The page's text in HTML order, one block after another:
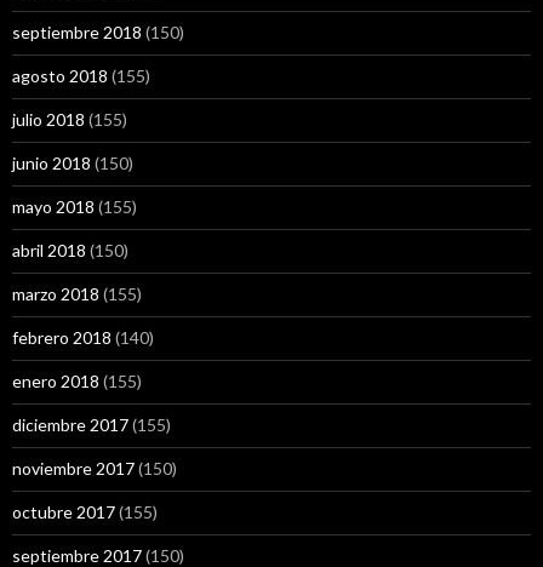
septiembre 2018 (150)
agosto 2018 (155)
julio 2018 (155)
junio 2018 (150)
mayo 2018 (155)
abril 2018 (150)
marzo 2018 (155)
febrero 2018 (140)
enero 2018 (155)
diciembre 2017(155)
noviembre 2017(150)
octubre 2017(155)
septiembre 2017(150)